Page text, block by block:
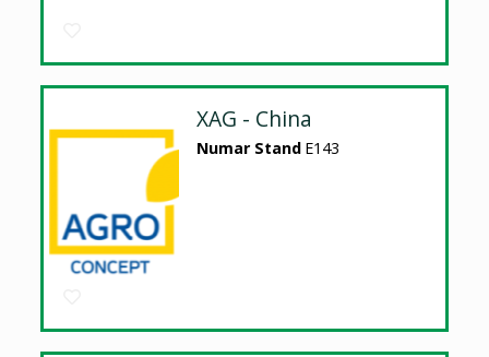
XAG - China
Numar Stand E143